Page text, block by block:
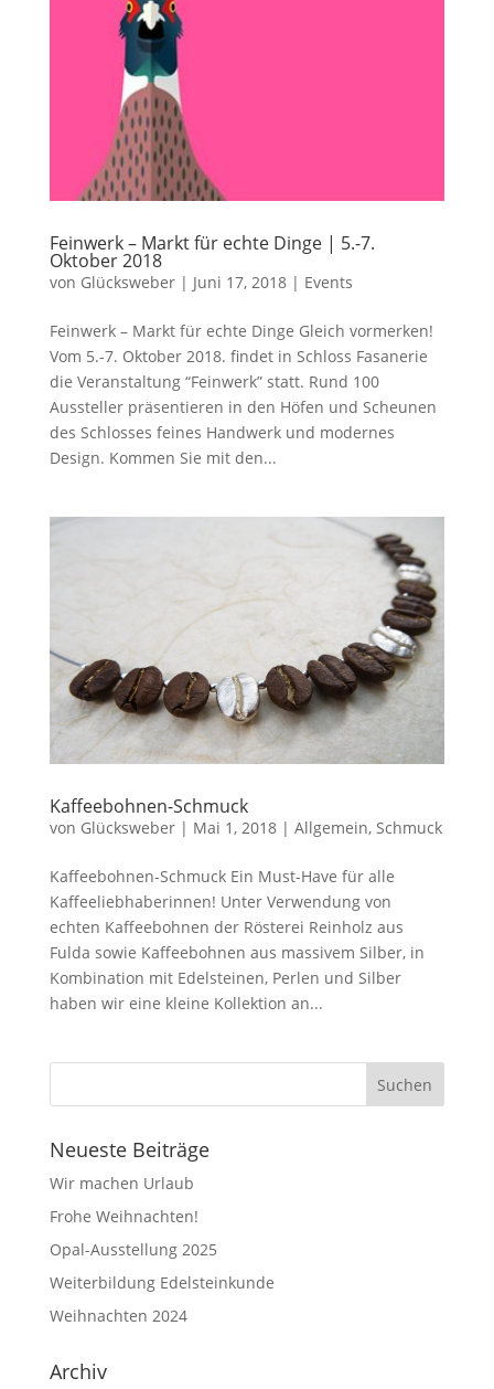
Feinwerk – Markt für echte Dinge | 5.-7.
Oktober 2018
von Glücksweber| Juni 17, 2018| Events
Feinwerk – Markt für echte Dinge Gleich vormerken!
Vom 5.-7. Oktober 2018. findet in Schloss Fasanerie
die Veranstaltung “Feinwerk” statt. Rund 100
Aussteller präsentieren in den Höfen und Scheunen
des Schlosses feines Handwerk und modernes
Design. Kommen Sie mit den...
Kaffeebohnen-Schmuck
von Glücksweber| Mai 1, 2018| Allgemein, Schmuck
Kaffeebohnen-Schmuck Ein Must-Have für alle
Kaffeeliebhaberinnen! Unter Verwendung von
echten Kaffeebohnen der Rösterei Reinholz aus
Fulda sowie Kaffeebohnen aus massivem Silber, in
Kombination mit Edelsteinen, Perlen und Silber
haben wir eine kleine Kollektion an...
Neueste Beiträge
Wir machen Urlaub
Frohe Weihnachten!
Opal-Ausstellung 2025
Weiterbildung Edelsteinkunde
Weihnachten 2024
Archiv